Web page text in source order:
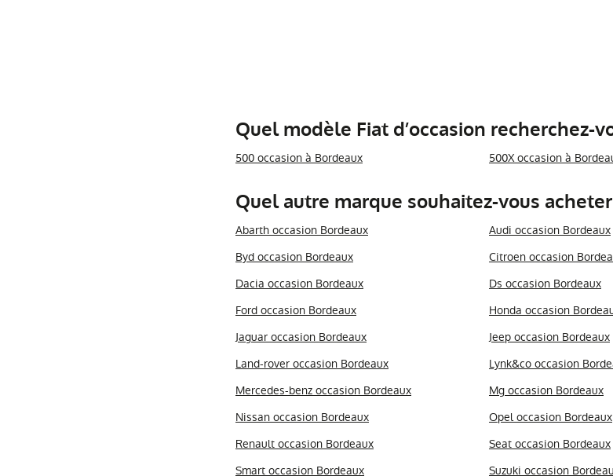
Quel modèle Fiat d’occasion recherchez-
500 occasion à Bordeaux 500X occasion à
Quel autre marque souhaitez-vous
Abarth occasion Bordeaux Audi occasion Bordeaux
Byd occasion Bordeaux
Citroen occasion
Dacia occasion Bordeaux
Ds occasion Bordeaux
Ford occasion Bordeaux
Honda occasion
Jaguar occasion Bordeaux
Jeep occasion Bordeaux
Land-rover occasion Bordeaux
Lynk&co occasion
Mercedes-benz occasion Bordeaux
Mg occasion Bordeaux
Nissan occasion Bordeaux
Opel occasion Bordeaux
Renault occasion Bordeaux
Seat occasion Bordeaux
Smart occasion Bordeaux
Suzuki occasion